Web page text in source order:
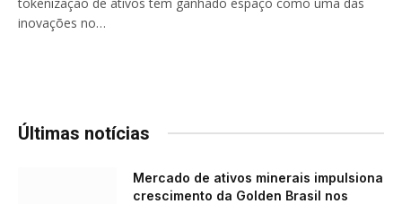
inovações no…
Últimas notícias
Mercado de ativos minerais impulsiona
crescimento da Golden Brasil nos